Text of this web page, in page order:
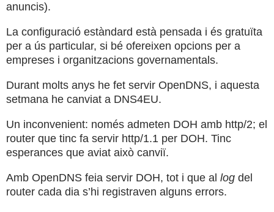
anuncis).
La configuració estàndard està pensada i és gratuïta
per a ús particular, si bé ofereixen opcions per a
empreses i organitzacions governamentals.
Durant molts anys he fet servir OpenDNS, i aquesta
setmana he canviat a DNS4EU.
Un inconvenient: només admeten DOH amb http/2; el
router que tinc fa servir http/1.1 per DOH. Tinc
esperances que aviat això canviï.
Amb OpenDNS feia servir DOH, tot i que al log del
router cada dia s’hi registraven alguns errors.